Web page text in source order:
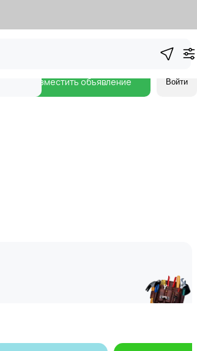
Разместить объявление Войти